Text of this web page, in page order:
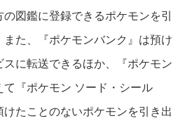
の図鑑に登録できるポケモンを引
た、『ポケモンバンク』は預け
に転送できるほか、『ポケモン
『ポケモン ソード・シール
たことのないポケモンを引き出